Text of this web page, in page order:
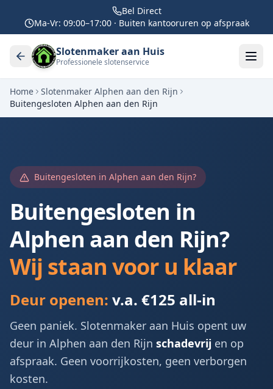
Bel Direct
Ma-Vr: 09:00–17:00 · Buiten kantooruren op afspraak
Slotenmaker aan Huis
Professionele slotenservice
Home Slotenmaker Alphen aan den Rijn
Buitengesloten Alphen aan den Rijn
Buitengesloten in Alphen aan den Rijn?
Buitengesloten in
Alphen aan den Rijn?
Wij staan voor u klaar
Deur openen: v.a. €125 all-in
Geen paniek. Slotenmaker aan Huis opent uw
deur in Alphen aan den Rijn schadevrij en op
afspraak. Geen voorrijkosten, geen verborgen
kosten.